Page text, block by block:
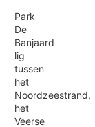
Park
De
Banjaard
lig
tussen
het
Noordzeestrand,
het
Veerse